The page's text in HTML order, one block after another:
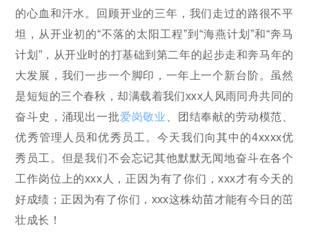
的心血和汗水。回顾开业的三年，我们走过的路很不平
坦，从开业初的“不落的太阳工程”到“海燕计划”和“奔马
计划”，从开业时的打基础到第二年的起步走和奔马年的
大发展，我们一步一个脚印，一年上一个新台阶。虽然
是短短的三个春秋，却满载着我们xxx人风雨同舟共同的
奋斗史，涌现出一批爱岗敬业
、团结奉献的劳动模范、
优秀管理人员和优秀员工。今天我们向其中的4xxxx优
秀员工。但是我们不会忘记其他默默无闻地奋斗在各个
工作岗位上的xxx人，正因为有了你们，xxx才有今天的
好成绩；正因为有了你们，xxx这株幼苗才能有今日的茁
壮成长！